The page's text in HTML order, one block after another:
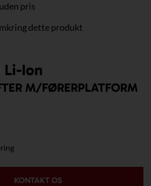
pris
dette produkt
Li-Ion
M/FØRERPLATFORM
KONTAKT OS